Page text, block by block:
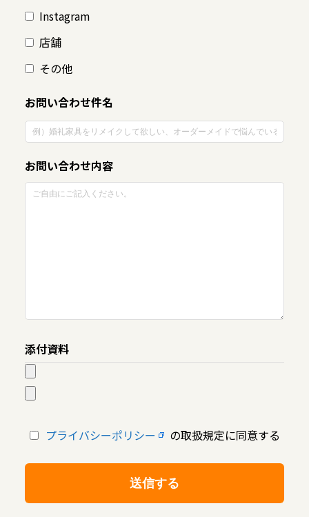
Instagram
店舗
その他
お問い合わせ件名
お問い合わせ内容
添付資料
プライバシーポリシー の取扱規定に同意する